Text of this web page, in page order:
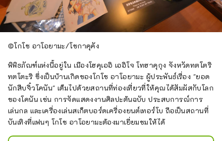
ร้อนด้วย โรงแรมแฟร์ฟิลด์ บาย แมริ
ออท กิฟุ ทาคายามะ ชิราคาวาโกะ จะ
ช่วยยกระดับประสบการณ์ของคุณในจุด
หมายปลายทางที่งดงามที่สุดแห่งหนึ่ง
ของญี่ปุ่น
©โกโช อาโอยามะ/โชกาคุคัง
พิพิธภัณฑ์แห่งนี้อยู่ใน เมืองโฮคุเออิ เออิโจ โทฮาคุกุง จังหวัดทตโตริ
ทตโตะริ ซึ่งเป็นบ้านเกิดของโกโช อาโอยามะ ผู้ประพันธ์เรื่อง "ยอด
นักสืบจิ๋วโคนัน" เต็มไปด้วยสถานที่ท่องเที่ยวที่ให้คุณได้สัมผัสกับโลก
ของโคนัน เช่น การจัดแสดงงานศิลปะต้นฉบับ ประสบการณ์การ
เล่นกล และเครื่องเล่นสเก็ตบอร์ดเครื่องยนต์เทอร์โบ ถือเป็นสถานที่
บันเทิงที่แฟนๆ โกโช อาโอยามะต้องมาเยี่ยมชมให้ได้